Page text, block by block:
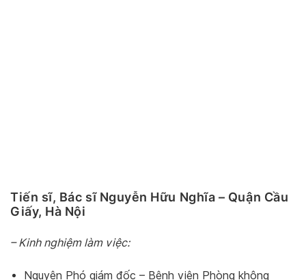
Tiến sĩ, Bác sĩ Nguyễn Hữu Nghĩa – Quận Cầu
Giấy, Hà Nội
– Kinh nghiệm làm việc:
Nguyên Phó giám đốc – Bệnh viện Phòng không